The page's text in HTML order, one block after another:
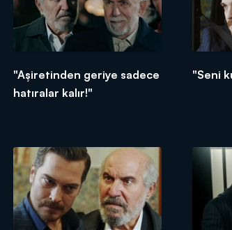
"Aşiretinden geriye sadece
hatıralar kalır!"
"Seni